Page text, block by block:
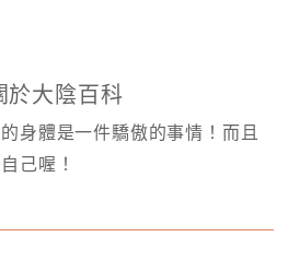
於大陰百科
身體是一件驕傲的事情！而且
己喔！